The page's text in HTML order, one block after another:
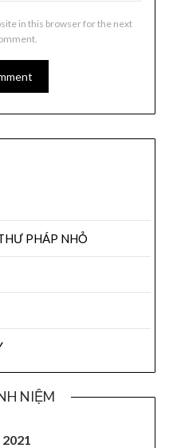
in this browser for the next
PHÁP NHỎ
NIỆM